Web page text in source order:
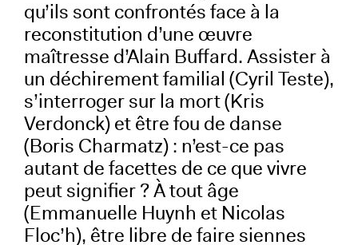
qu’ils sont confrontés face à la
reconstitution d’une œuvre
maîtresse d’Alain Buffard. Assister à
un déchirement familial (Cyril Teste),
s’interroger sur la mort (Kris
Verdonck) et être fou de danse
(Boris Charmatz) : n’est-ce pas
autant de facettes de ce que vivre
peut signifier ? À tout âge
(Emmanuelle Huynh et Nicolas
Floc’h), être libre de faire siennes